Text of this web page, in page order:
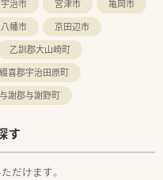
宇治市 宮津市
亀岡市
八幡市
京田辺市
乙訓郡大山崎町
綴喜郡宇治田原町
与謝郡与謝野町
す
だけます。